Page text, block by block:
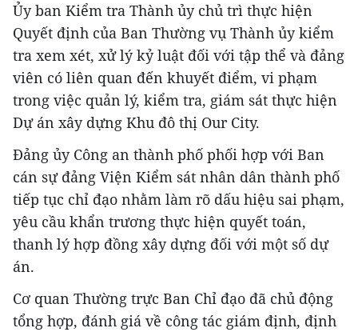
Ủy ban Kiểm tra Thành ủy chủ trì thực hiện
Quyết định của Ban Thường vụ Thành ủy kiểm
tra xem xét, xử lý kỷ luật đối với tập thể và đảng
viên có liên quan đến khuyết điểm, vi phạm
trong việc quản lý, kiểm tra, giám sát thực hiện
Dự án xây dựng Khu đô thị Our City.
Đảng ủy Công an thành phố phối hợp với Ban
cán sự đảng Viện Kiểm sát nhân dân thành phố
tiếp tục chỉ đạo nhằm làm rõ dấu hiệu sai phạm,
yêu cầu khẩn trương thực hiện quyết toán,
thanh lý hợp đồng xây dựng đối với một số dự
án.
Cơ quan Thường trực Ban Chỉ đạo đã chủ động
tổng hợp, đánh giá về công tác giám định, định